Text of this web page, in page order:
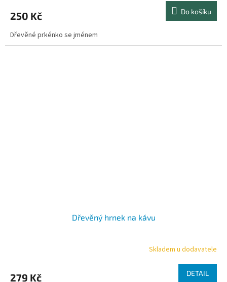
je
z
5
250 Kč Do košíku
Dřevěné prkénko se jménem
Dřevěný hrnek na kávu
Skladem u dodavatele
279 Kč DETAIL